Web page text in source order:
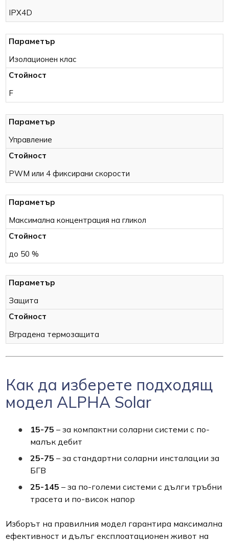
IPX4D
Изолационен клас
F
Управление
PWM или 4 фиксирани скорости
Максимална концентрация на гликол
до 50 %
Защита
Вградена термозащита
Как да изберете подходящ
модел ALPHA Solar
15-75 – за компактни соларни системи с по-
малък дебит
25-75 – за стандартни соларни инсталации за
БГВ
25-145 – за по-големи системи с дълги тръбни
трасета и по-висок напор
Изборът на правилния модел гарантира максимална
ефективност и дълъг експлоатационен живот на